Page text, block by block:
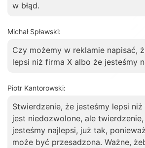
w błąd.
Michał Spławski:
Czy możemy w reklamie napisać,
lepsi niż firma X albo że jesteśmy
Piotr Kantorowski:
Stwierdzenie, że jesteśmy lepsi niż
jest niedozwolone, ale
jesteśmy najlepsi, już tak,
może być przesadzona. Ważne,